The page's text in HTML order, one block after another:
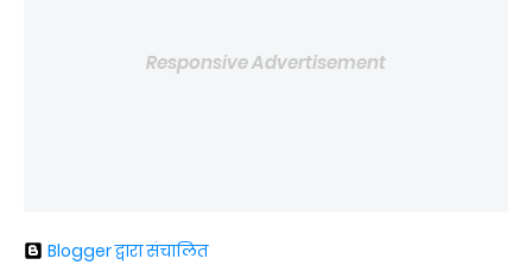
Responsive Advertisement
Blogger द्वारा संचालित